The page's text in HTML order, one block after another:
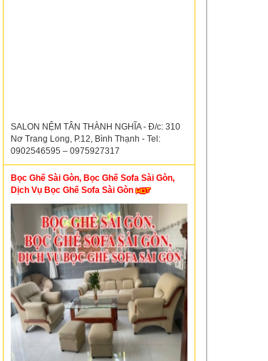
SALON NỆM TÂN THÀNH NGHĨA - Đ/c: 310
Nơ Trang Long, P.12, Bình Thạnh - Tel:
0902546595 – 0975927317
Bọc Ghế Sài Gòn, Bọc Ghế Sofa Sài Gòn,
Dịch Vụ Bọc Ghế Sofa Sài Gòn